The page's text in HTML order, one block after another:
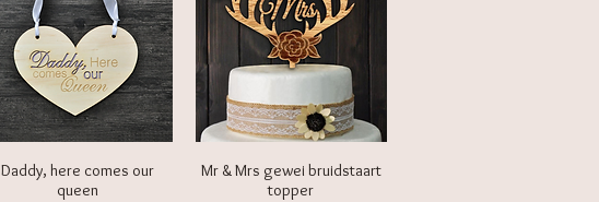
Daddy, here comes our
queen
Mr & Mrs gewei bruidstaart
topper